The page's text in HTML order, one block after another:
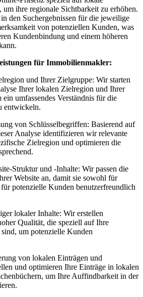
um ihre regionale Sichtbarkeit zu erhöhen.
den Suchergebnissen für die jeweilige
von potenziellen Kunden, was
Kundenbindung und einem höheren
für Immobilienmakler:
und Ihrer Zielgruppe: Wir starten
Ihrer lokalen Zielregion und Ihrer
umfassendes Verständnis für die
entwickeln.
von Schlüsselbegriffen: Basierend auf
Analyse identifizieren wir relevante
Zielregion und optimieren die
Struktur und -Inhalte: Wir passen die
Website an, damit sie sowohl für
für potenzielle Kunden benutzerfreundlich
lokaler Inhalte: Wir erstellen
Qualität, die speziell auf Ihre
um potenzielle Kunden
von lokalen Einträgen und
und optimieren Ihre Einträge in lokalen
um Ihre Auffindbarkeit in der